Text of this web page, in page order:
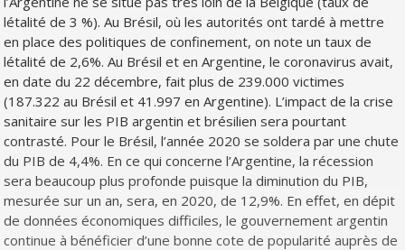
létalité de 3 %). Au Brésil, où les autorités ont tardé à mettre
en place des politiques de confinement, on note un taux de
létalité de 2,6%. Au Brésil et en Argentine, le coronavirus avait,
en date du 22 décembre, fait plus de 239.000 victimes
(187.322 au Brésil et 41.997 en Argentine). L’impact de la crise
sanitaire sur les PIB argentin et brésilien sera pourtant
contrasté. Pour le Brésil, l’année 2020 se soldera par une chute
du PIB de 4,4%. En ce qui concerne l’Argentine, la récession
sera beaucoup plus profonde puisque la diminution du PIB,
mesurée sur un an, sera, en 2020, de 12,9%. En effet, en dépit
de données économiques difficiles, le gouvernement argentin
continue à bénéficier d’une bonne cote de popularité auprès de